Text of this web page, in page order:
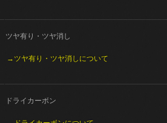
ツヤ有り・ツヤ消し
→ツヤ有り・ツヤ消しについて
ドライカーボン